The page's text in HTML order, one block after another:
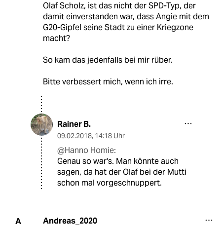
Olaf Scholz, ist das nicht der SPD-Typ, der
damit einverstanden war, dass Angie mit dem
G20-Gipfel seine Stadt zu einer Kriegzone
macht?
So kam das jedenfalls bei mir rüber.
Bitte verbessert mich, wenn ich irre.
Rainer B.
09.02.2018, 14:18 Uhr
@Hanno Homie:
Genau so war's. Man könnte auch
sagen, da hat der Olaf bei der Mutti
schon mal vorgeschnuppert.
A Andreas_2020